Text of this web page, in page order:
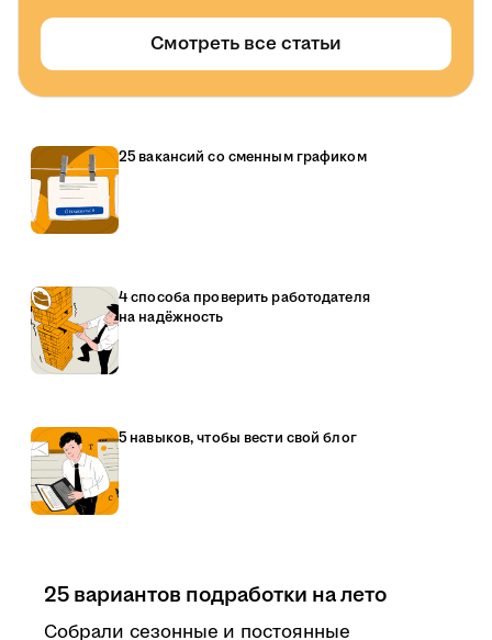
Смотреть все статьи
25 вакансий со сменным графиком
4 способа проверить работодателя
на надёжность
5 навыков, чтобы вести свой блог
25 вариантов подработки на лето
Собрали сезонные и постоянные